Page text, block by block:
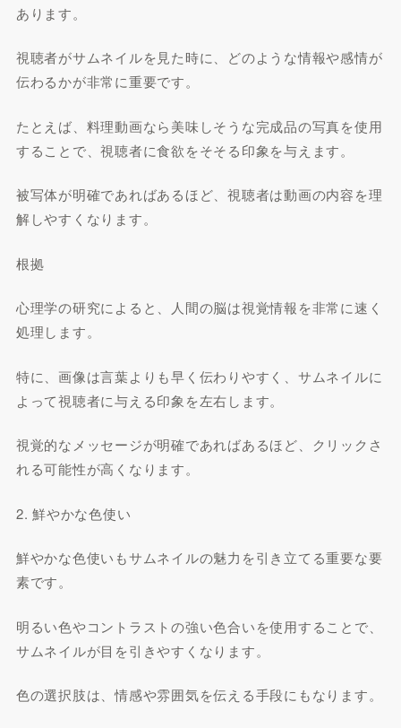
あります。
視聴者がサムネイルを見た時に、どのような情報や感情が
伝わるかが非常に重要です。
たとえば、料理動画なら美味しそうな完成品の写真を使用
することで、視聴者に食欲をそそる印象を与えます。
被写体が明確であればあるほど、視聴者は動画の内容を理
解しやすくなります。
根拠
心理学の研究によると、人間の脳は視覚情報を非常に速く
処理します。
特に、画像は言葉よりも早く伝わりやすく、サムネイルに
よって視聴者に与える印象を左右します。
視覚的なメッセージが明確であればあるほど、クリックさ
れる可能性が高くなります。
2. 鮮やかな色使い
鮮やかな色使いもサムネイルの魅力を引き立てる重要な要
素です。
明るい色やコントラストの強い色合いを使用することで、
サムネイルが目を引きやすくなります。
色の選択肢は、情感や雰囲気を伝える手段にもなります。